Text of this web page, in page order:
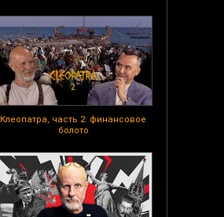
Клеопатра, часть 2: финансовое
болото